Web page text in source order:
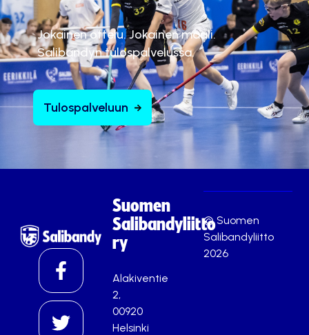
Jokainen ottelu. Jokainen maali.
Salibandyn tulospalvelussa.
Tulospalveluun
Suomen
Salibandyliitto
ry
Alakiventie
2,
00920
Helsinki
© Suomen
Salibandyliitto
2026